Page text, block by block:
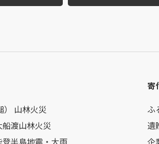
） 山林火災
渡山林火災
半島地震・大雨
寄
ふ
遺
企